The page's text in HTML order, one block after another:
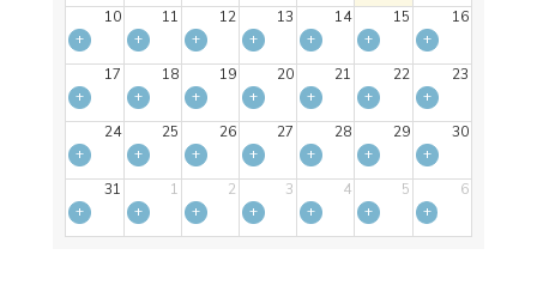
10
11 12 13 14 15
16
+
+ + + + +
+
17
18 19 20 21 22
23
+
+ + + + +
+
24
25 26 27 28 29
30
+
+ + + + +
+
31
1 2 3 4 5
6
+
+ + + + + +